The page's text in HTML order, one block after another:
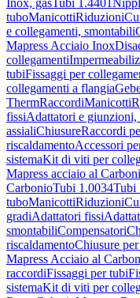
Inox, gasTubi 1.4401
tuboManicottiRiduzioni
e collegamenti, smontabili
Mapress Acciaio Inox
collegamenti
tubiFissaggi per
collegamenti a flangia
ThermRaccordiManicotti
fissiAdattatori e
assialiChiusureRaccordi
riscaldamentoAccessori
sistemaKit di viti per
Mapress acciaio al
CarbonioTubi 1.0034Tubi
tuboManicottiRiduzioni
gradiAdattatori fissi
smontabiliCompensatori
riscaldamentoChiusure
Mapress Acciaio al
raccordiFissaggi per tubi
sistemaKit di viti per